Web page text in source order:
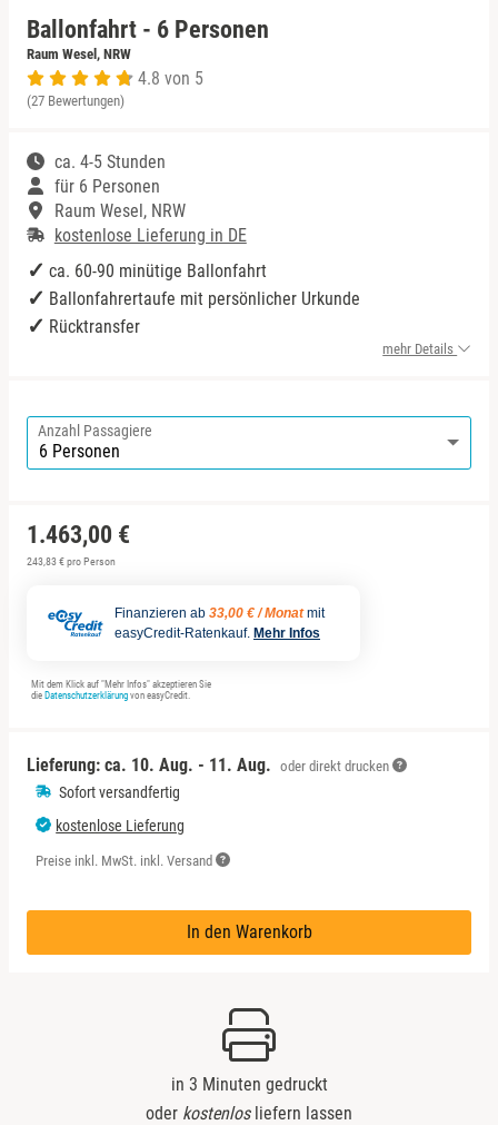
Ballonfahrt - 6 Personen
Raum Wesel, NRW
4.8 von 5
(27 Bewertungen)
ca. 4-5 Stunden
für 6 Personen
Raum Wesel, NRW
kostenlose Lieferung in DE
ca. 60-90 minütige Ballonfahrt
Ballonfahrertaufe mit persönlicher Urkunde
Rücktransfer
mehr Details
Anzahl Passagiere
1.463,00 €
243,83 € pro Person
Finanzieren ab 33,00 € / Monat mit
easyCredit-Ratenkauf. Mehr Infos
Mit dem Klick auf "Mehr Infos" akzeptieren Sie
die Datenschutzerklärung von easyCredit.
Lieferung: ca. 10. Aug. - 11. Aug. oder direkt drucken
Sofort versandfertig
kostenlose Lieferung
Preise inkl. MwSt. inkl. Versand
In den Warenkorb
in 3 Minuten gedruckt
oder kostenlosliefern lassen
Niedersachsen
NRW
Rheinland-Pfalz
Saarland
Sachsen
Sachsen-Anhalt
Thüringen
Harz
Mecklenburgische Seenplatte
Niederrhein
Nordsee
Ostfriesland
Ostsee
Ruhrgebiet
Schwäbische Alb